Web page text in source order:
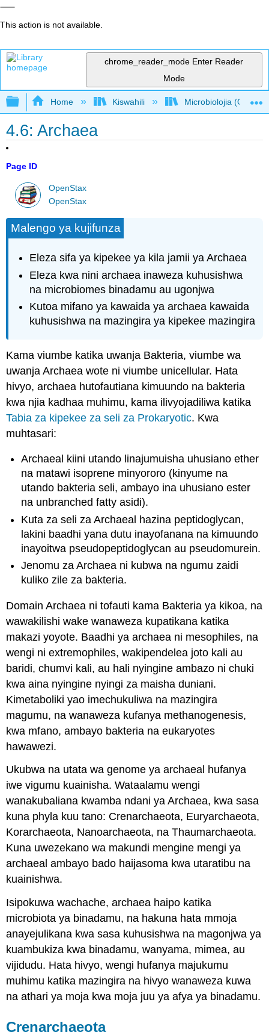
This action is not available.
chrome_reader_mode Enter Reader
Mode
Expand/collapse global hierarchy
Home Kiswahili Microbiolojia
4.6: Archaea
Page ID
OpenStax
OpenStax
Malengo ya kujifunza
Eleza sifa ya kipekee ya kila jamii ya Archaea
Eleza kwa nini archaea inaweza kuhusishwa
na microbiomes binadamu au ugonjwa
Kutoa mifano ya kawaida ya archaea kawaida
kuhusishwa na mazingira ya kipekee mazingira
Kama viumbe katika uwanja Bakteria, viumbe wa
uwanja Archaea wote ni viumbe unicellular. Hata
hivyo, archaea hutofautiana kimuundo na bakteria
kwa njia kadhaa muhimu, kama ilivyojadiliwa katika
Tabia za kipekee za seli za Prokaryotic. Kwa
muhtasari:
Archaeal kiini utando linajumuisha uhusiano ether
na matawi isoprene minyororo (kinyume na
utando bakteria seli, ambayo ina uhusiano ester
na unbranched fatty asidi).
Kuta za seli za Archaeal hazina peptidoglycan,
lakini baadhi yana dutu inayofanana na kimuundo
inayoitwa pseudopeptidoglycan au pseudomurein.
Jenomu za Archaea ni kubwa na ngumu zaidi
kuliko zile za bakteria.
Domain Archaea ni tofauti kama Bakteria ya kikoa, na
wawakilishi wake wanaweza kupatikana katika
makazi yoyote. Baadhi ya archaea ni mesophiles, na
wengi ni extremophiles, wakipendelea joto kali au
baridi, chumvi kali, au hali nyingine ambazo ni chuki
kwa aina nyingine nyingi za maisha duniani.
Kimetaboliki yao imechukuliwa na mazingira
magumu, na wanaweza kufanya methanogenesis,
kwa mfano, ambayo bakteria na eukaryotes
hawawezi.
Ukubwa na utata wa genome ya archaeal hufanya
iwe vigumu kuainisha. Wataalamu wengi
wanakubaliana kwamba ndani ya Archaea, kwa sasa
kuna phyla kuu tano: Crenarchaeota, Euryarchaeota,
Korarchaeota, Nanoarchaeota, na Thaumarchaeota.
Kuna uwezekano wa makundi mengine mengi ya
archaeal ambayo bado haijasoma kwa utaratibu na
kuainishwa.
Isipokuwa wachache, archaea haipo katika
microbiota ya binadamu, na hakuna hata mmoja
anayejulikana kwa sasa kuhusishwa na magonjwa ya
kuambukiza kwa binadamu, wanyama, mimea, au
vijidudu. Hata hivyo, wengi hufanya majukumu
muhimu katika mazingira na hivyo wanaweza kuwa
na athari ya moja kwa moja juu ya afya ya binadamu.
Crenarchaeota